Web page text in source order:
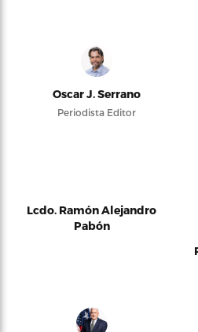
Oscar J. Serrano
Periodista Editor
Lcdo. Ramón Alejandro
Pabón